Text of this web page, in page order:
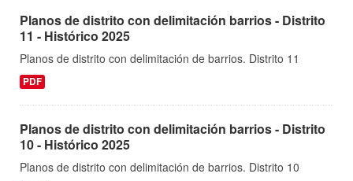
Planos de distrito con delimitación barrios - Distrito
11 - Histórico 2025
Planos de distrito con delimitación de barrios. Distrito 11
PDF
Planos de distrito con delimitación barrios - Distrito
10 - Histórico 2025
Planos de distrito con delimitación de barrios. Distrito 10